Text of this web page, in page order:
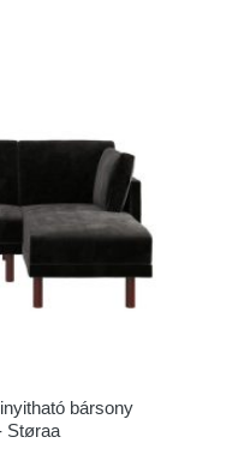
bársony
Støraa